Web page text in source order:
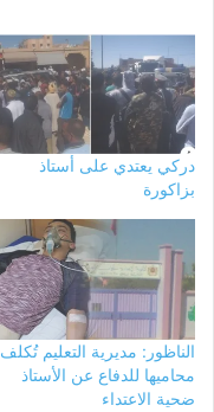
دركي يعتدي على أستاذ
بزاكورة
الناظور: مديرية التعليم تُكلف
محاميها للدفاع عن الأستاذ
ضحية الاعتداء